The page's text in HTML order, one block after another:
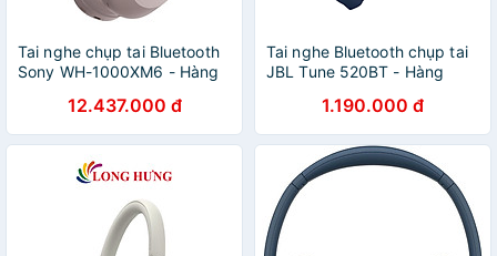
Tai nghe chụp tai Bluetooth
Sony WH-1000XM6 - Hàng
12.437.000 đ
Tai nghe Bluetooth chụp tai
JBL Tune 520BT - Hàng
1.190.000 đ